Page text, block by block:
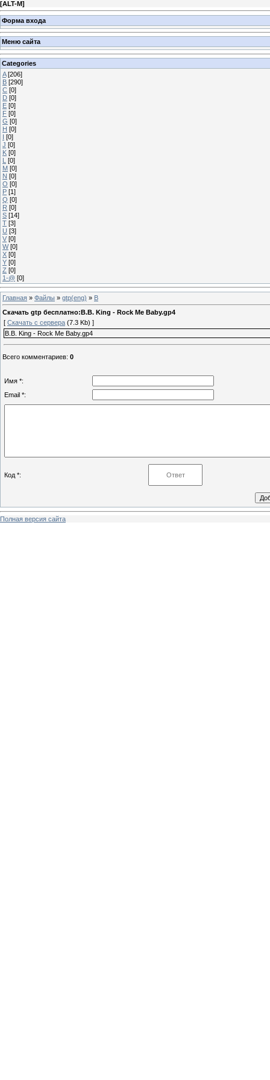
[ALT-M]
Форма входа
Меню сайта
Categories
A [206]
B [290]
C [0]
D [0]
E [0]
F [0]
G [0]
H [0]
I [0]
J [0]
K [0]
L [0]
M [0]
N [0]
O [0]
P [1]
Q [0]
R [0]
S [14]
T [3]
U [3]
V [0]
W [0]
X [0]
Y [0]
Z [0]
1-@ [0]
Главная » Файлы » gtp(eng) » B
Скачать gtp бесплатно:B.B. King - Rock Me Baby.gp4
[ Скачать с сервера (7.3 Kb) ]
B.B. King - Rock Me Baby.gp4
Всего комментариев: 0
Имя *:
Email *:
Код *:
Полная версия сайта